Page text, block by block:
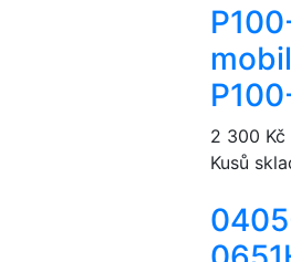
2 300 Kč
Kusů